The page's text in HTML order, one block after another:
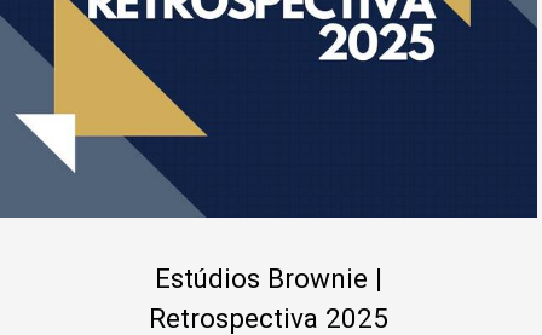
Estúdios Brownie |
Retrospectiva 2025